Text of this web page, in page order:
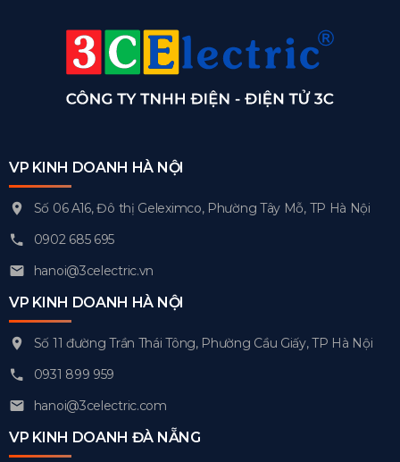
VP KINH DOANH HÀ NỘI
Số 06 A16, Đô thị Geleximco, Phường Tây Mỗ, TP Hà Nội
0902 685 695
hanoi@3celectric.vn
VP KINH DOANH HÀ NỘI
Số 11 đường Trần Thái Tông, Phường Cầu Giấy, TP Hà Nội
0931 899 959
hanoi@3celectric.com
VP KINH DOANH ĐÀ NẴNG